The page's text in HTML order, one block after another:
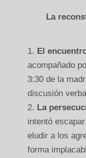
La
El
acompañado
3:30 de la
discusión
La
intentó
eludir a los
forma